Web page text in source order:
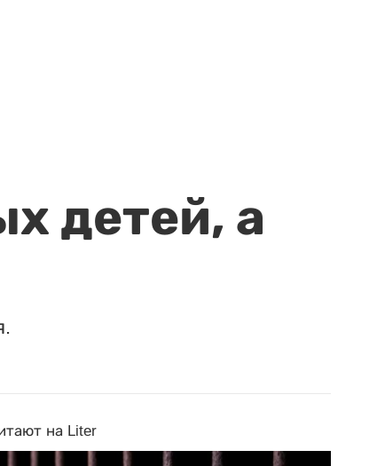
детей, а
на Liter